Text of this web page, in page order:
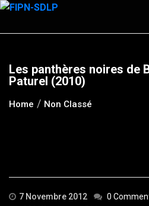
Skip
content
Les panthères noires de
Paturel (2010)
Home Non Classé
7 Novembre 2012 0